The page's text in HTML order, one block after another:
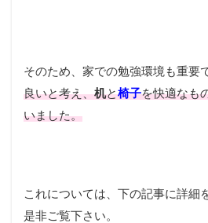
そのため、家での勉強環境も重要
良いと考え、机と椅子を快適なも
いました。
これについては、下の記事に詳細
是非ご覧下さい。